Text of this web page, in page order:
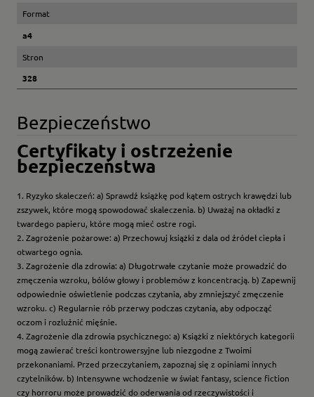
Format
a4
Stron
328
Bezpieczeństwo
Certyfikaty i ostrzeżenie
bezpieczeństwa
1. Ryzyko skaleczeń: a) Sprawdź książkę pod kątem ostrych krawędzi lub
zszywek, które mogą spowodować skaleczenia. b) Uważaj na okładki z
twardego papieru, które mogą mieć ostre rogi.
2. Zagrożenie pożarowe: a) Przechowuj książki z dala od źródeł ciepła i
otwartego ognia.
3. Zagrożenie dla zdrowia: a) Długotrwałe czytanie może prowadzić do
zmęczenia wzroku, bólów głowy i problemów z koncentracją. b) Zapewnij
odpowiednie oświetlenie podczas czytania, aby zmniejszyć zmęczenie
wzroku. c) Regularnie rób przerwy podczas czytania, aby odpocząć
oczom i rozluźnić mięśnie.
4. Zagrożenie dla zdrowia psychicznego: a) Książki z niektórych kategorii
mogą zawierać treści kontrowersyjne lub niezgodne z Twoimi
przekonaniami. Przed przeczytaniem, zapoznaj się z opiniami innych
czytelników. b) Intensywne wchodzenie w świat fantasy, science fiction
czy horroru może prowadzić do oderwania od rzeczywistości i